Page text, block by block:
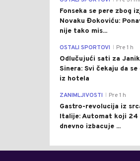
Fonseka se pere zbog
Novaku Đokoviću:
nije tako mis...
OSTALI SPORTOVI Pre 1 h
Odlučujući sati za
Sinera: Svi čekaju da se
iz hotela
ZANIMLJIVOSTI Pre 1 h
Gastro-revolucija iz
Italije: Automat koji 24
dnevno izbacuje ...